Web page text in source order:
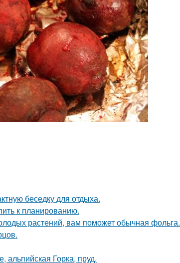
беседку для отдыха.
к планированию.
растений, вам поможет обычная фольга.
альпийская Горка, пруд.